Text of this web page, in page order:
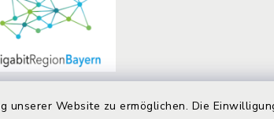
Website zu ermöglichen. Die